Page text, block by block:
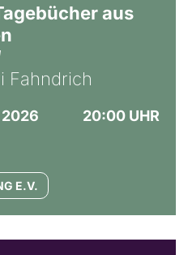
aus
Fahndrich
2026
20:00 UHR
E.V.